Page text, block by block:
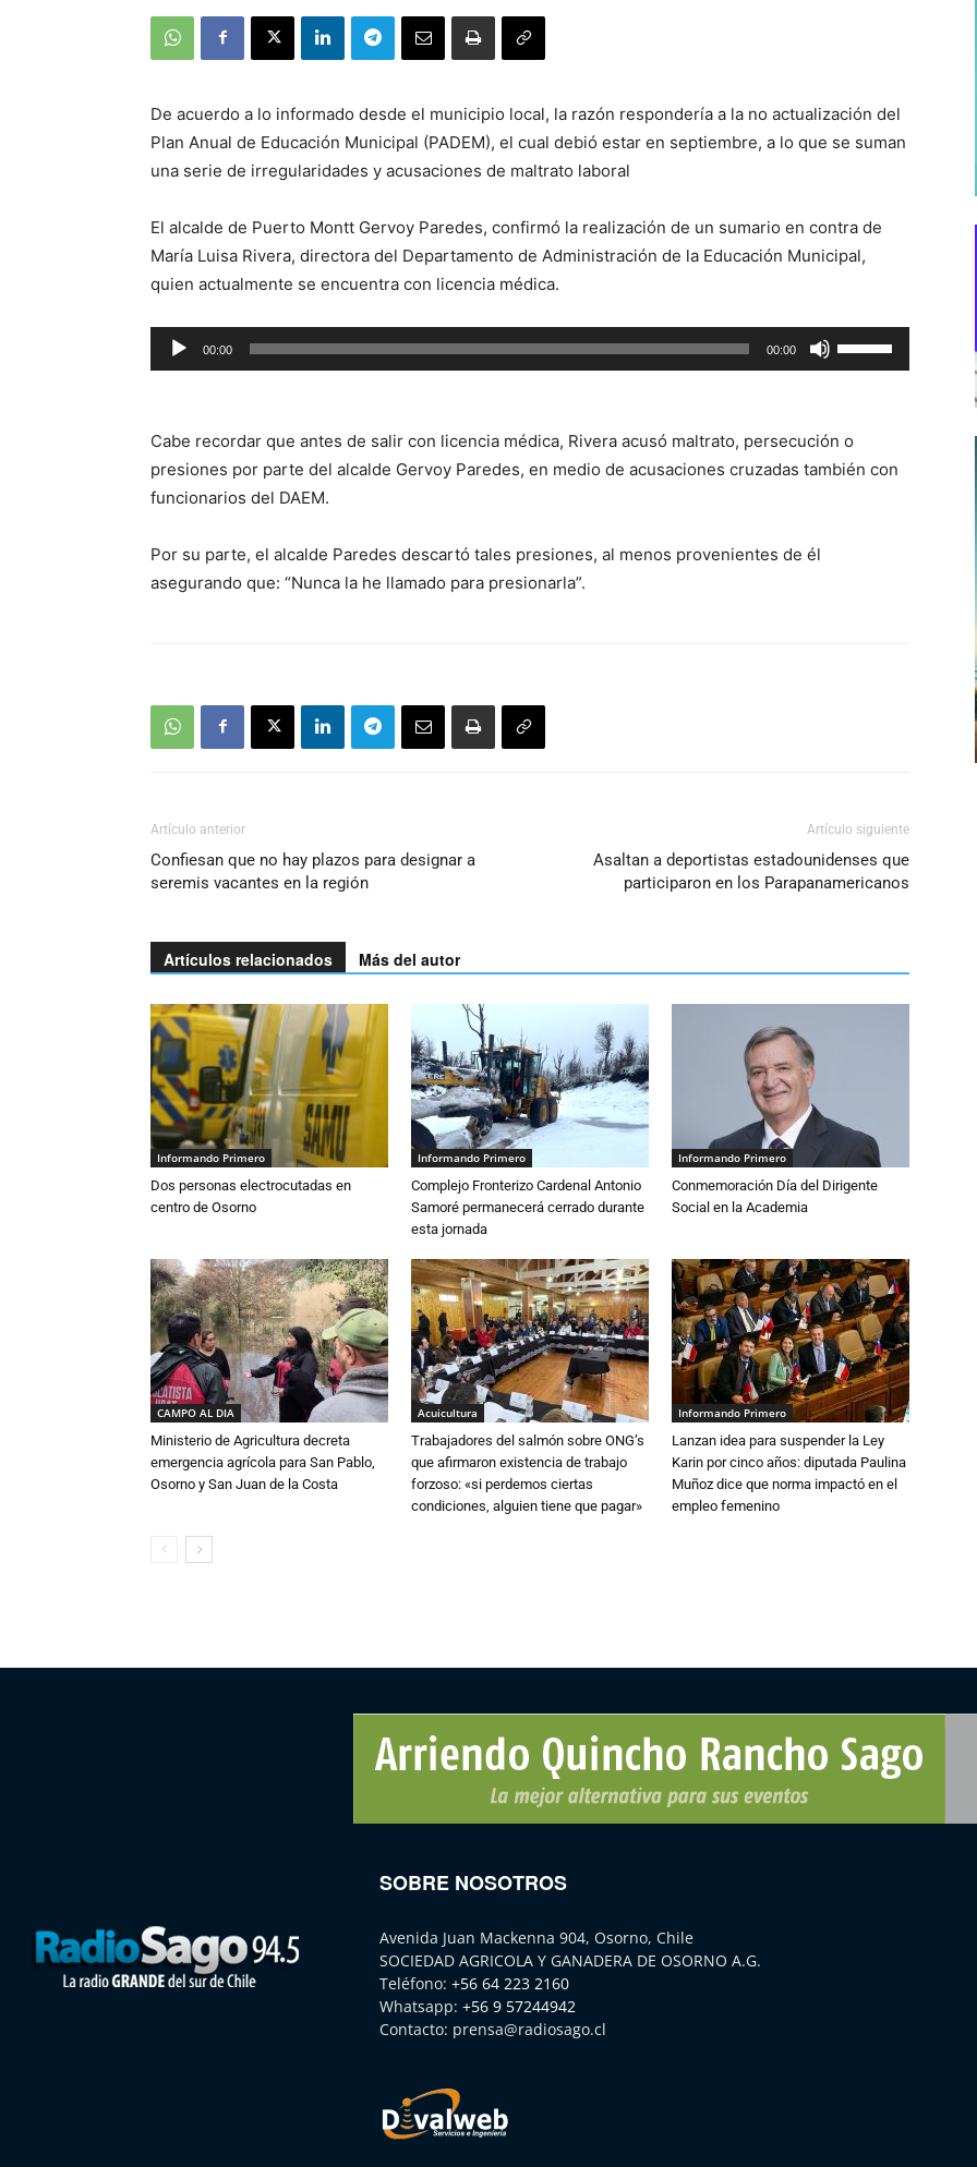
De acuerdo a lo informado desde el municipio local, la razón respondería a la no actualización del
Plan Anual de Educación Municipal (PADEM), el cual debió estar en septiembre, a lo que se suman
una serie de irregularidades y acusaciones de maltrato laboral
El alcalde de Puerto Montt Gervoy Paredes, confirmó la realización de un sumario en contra de
María Luisa Rivera, directora del Departamento de Administración de la Educación Municipal,
quien actualmente se encuentra con licencia médica.
Reproductor
de
00:00 00:00
las
flecha
arriba/abajo
Cabe recordar que antes de salir con licencia médica, Rivera acusó maltrato, persecución o
presiones por parte del alcalde Gervoy Paredes, en medio de acusaciones cruzadas también con
funcionarios del DAEM.
Por su parte, el alcalde Paredes descartó tales presiones, al menos provenientes de él
asegurando que: “Nunca la he llamado para presionarla”.
Artículo anterior
Confiesan que no hay plazos para designar a
seremis vacantes en la región
Artículo siguiente
Asaltan a deportistas estadounidenses que
participaron en los Parapanamericanos
Artículos relacionados Más del autor
Informando Primero
Dos personas electrocutadas en
centro de Osorno
Informando Primero
Complejo Fronterizo Cardenal Antonio
Samoré permanecerá cerrado durante
esta jornada
Informando Primero
Conmemoración Día del Dirigente
Social en la Academia
CAMPO AL DIA
Ministerio de Agricultura decreta
emergencia agrícola para San Pablo,
Osorno y San Juan de la Costa
Acuicultura
Trabajadores del salmón sobre ONG’s
que afirmaron existencia de trabajo
forzoso: «si perdemos ciertas
condiciones, alguien tiene que pagar»
Informando Primero
Lanzan idea para suspender la Ley
Karin por cinco años: diputada Paulina
Muñoz dice que norma impactó en el
empleo femenino
SOBRE NOSOTROS
Avenida Juan Mackenna 904, Osorno, Chile
SOCIEDAD AGRICOLA Y GANADERA DE OSORNO A.G.
Teléfono: +56 64 223 2160
Whatsapp: +56 9 57244942
Contacto: prensa@radiosago.cl